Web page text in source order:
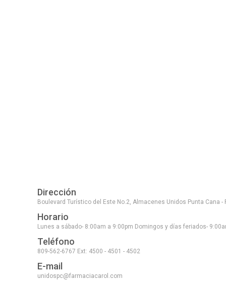
Dirección
Boulevard Turístico del Este No.2, Almacenes Unidos Punta Cana
Horario
Lunes a sábado- 8:00am a 9:00pm Domingos y días feriados-
Teléfono
809-562-6767 Ext: 4500 - 4501 - 4502
E-mail
unidospc@farmaciacarol.com